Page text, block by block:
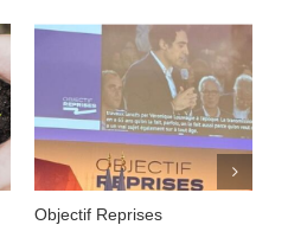
Objectif Reprises